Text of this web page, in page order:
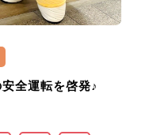
全運転を啓発♪